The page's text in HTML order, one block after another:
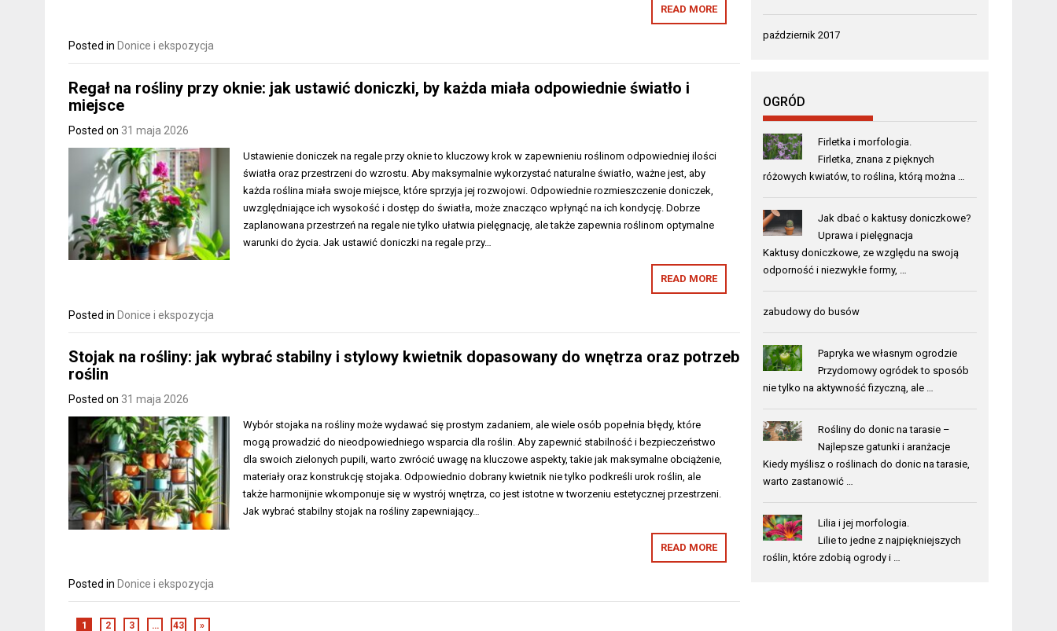
READ MORE
Posted in Donice i ekspozycja
Regał na rośliny przy oknie: jak ustawić doniczki, by każda miała odpowiednie światło i
miejsce
Posted on 31 maja 2026
Ustawienie doniczek na regale przy oknie to kluczowy krok w zapewnieniu roślinom odpowiedniej ilości
światła oraz przestrzeni do wzrostu. Aby maksymalnie wykorzystać naturalne światło, ważne jest, aby
każda roślina miała swoje miejsce, które sprzyja jej rozwojowi. Odpowiednie rozmieszczenie doniczek,
uwzględniające ich wysokość i dostęp do światła, może znacząco wpłynąć na ich kondycję. Dobrze
zaplanowana przestrzeń na regale nie tylko ułatwia pielęgnację, ale także zapewnia roślinom optymalne
warunki do życia. Jak ustawić doniczki na regale przy…
READ MORE
Posted in Donice i ekspozycja
Stojak na rośliny: jak wybrać stabilny i stylowy kwietnik dopasowany do wnętrza oraz potrzeb
roślin
Posted on 31 maja 2026
Wybór stojaka na rośliny może wydawać się prostym zadaniem, ale wiele osób popełnia błędy, które
mogą prowadzić do nieodpowiedniego wsparcia dla roślin. Aby zapewnić stabilność i bezpieczeństwo
dla swoich zielonych pupili, warto zwrócić uwagę na kluczowe aspekty, takie jak maksymalne obciążenie,
materiały oraz konstrukcję stojaka. Odpowiednio dobrany kwietnik nie tylko podkreśli urok roślin, ale
także harmonijnie wkomponuje się w wystrój wnętrza, co jest istotne w tworzeniu estetycznej przestrzeni.
Jak wybrać stabilny stojak na rośliny zapewniający…
READ MORE
Posted in Donice i ekspozycja
1 2 3 … 43 »
październik 2017
OGRÓD
Firletka i morfologia.
Firletka, znana z pięknych
różowych kwiatów, to roślina, którą można …
Jak dbać o kaktusy doniczkowe?
Uprawa i pielęgnacja
Kaktusy doniczkowe, ze względu na swoją
odporność i niezwykłe formy, …
zabudowy do busów
Papryka we własnym ogrodzie
Przydomowy ogródek to sposób
nie tylko na aktywność fizyczną, ale …
Rośliny do donic na tarasie –
Najlepsze gatunki i aranżacje
Kiedy myślisz o roślinach do donic na tarasie,
warto zastanowić …
Lilia i jej morfologia.
Lilie to jedne z najpiękniejszych
roślin, które zdobią ogrody i …